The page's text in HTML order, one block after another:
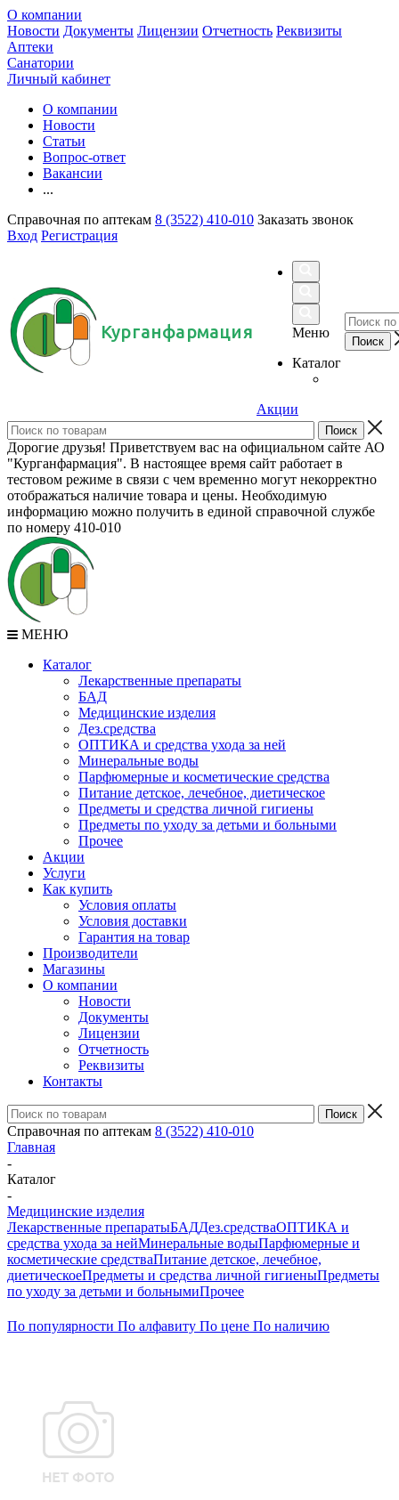
О компании
Новости Документы Лицензии Отчетность Реквизиты
Аптеки
Санатории
Личный кабинет
О компании
Новости
Статьи
Вопрос-ответ
Вакансии
...
Справочная по аптекам 8 (3522) 410-010 Заказать звонок
Вход Регистрация
Курганфармация
Меню
Каталог
Акции
Дорогие друзья! Приветствуем вас на официальном сайте АО
"Курганфармация". В настоящее время сайт работает в
тестовом режиме в связи с чем временно могут некорректно
отображаться наличие товара и цены. Необходимую
информацию можно получить в единой справочной службе
по номеру 410-010
МЕНЮ
Каталог
Лекарственные препараты
БАД
Медицинские изделия
Дез.средства
ОПТИКА и средства ухода за ней
Минеральные воды
Парфюмерные и косметические средства
Питание детское, лечебное, диетическое
Предметы и средства личной гигиены
Предметы по уходу за детьми и больными
Прочее
Акции
Услуги
Как купить
Условия оплаты
Условия доставки
Гарантия на товар
Производители
Магазины
О компании
Новости
Документы
Лицензии
Отчетность
Реквизиты
Контакты
Справочная по аптекам 8 (3522) 410-010
Главная
-
Каталог
-
Медицинские изделия
Лекарственные препаратыБАДДез.средстваОПТИКА и
средства ухода за нейМинеральные водыПарфюмерные и
косметические средстваПитание детское, лечебное,
диетическоеПредметы и средства личной гигиеныПредметы
по уходу за детьми и больнымиПрочее
По популярности По алфавиту По цене По наличию